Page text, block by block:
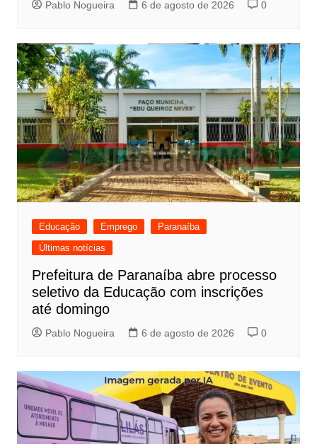
Pablo Nogueira 6 de agosto de 2026 0
Educação Emprego
Paranaíba
Últimas notícias
Prefeitura de Paranaíba abre processo
seletivo da Educação com inscrições
até domingo
Pablo Nogueira 6 de agosto de 2026 0